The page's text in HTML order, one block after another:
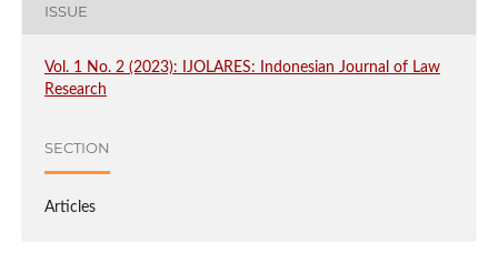
ISSUE
Vol. 1 No. 2 (2023): IJOLARES: Indonesian Journal of Law
Research
SECTION
Articles